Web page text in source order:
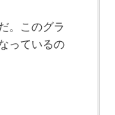
。このグラ
っているの